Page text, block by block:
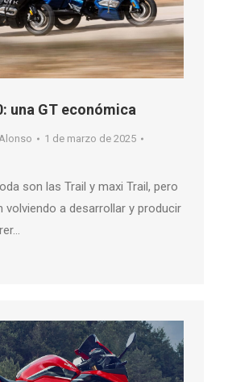
una GT económica
1 de marzo de 2025
son las Trail y maxi Trail, pero
volviendo a desarrollar y producir